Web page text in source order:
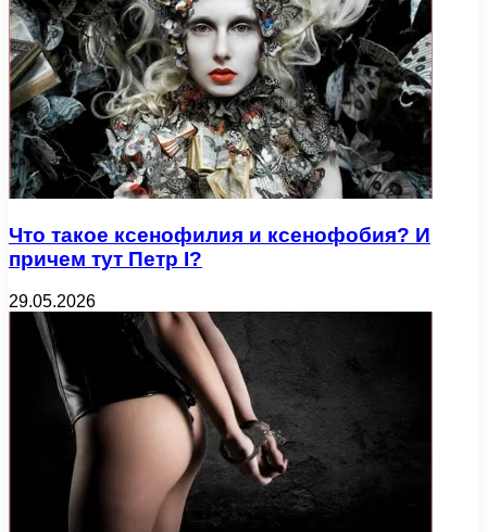
Что такое ксенофилия и ксенофобия? И
причем тут Петр I?
29.05.2026